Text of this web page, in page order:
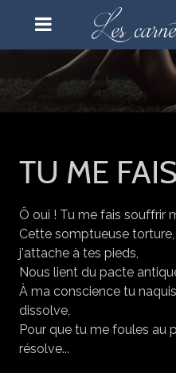
TU ME
Ô oui ! Tu me fais souffrir
Cette somptueuse
j'attache à tes pieds,
Nous lient du pacte
À ma conscience tu
dissolve,
Pour que tu me foules au
résolve...